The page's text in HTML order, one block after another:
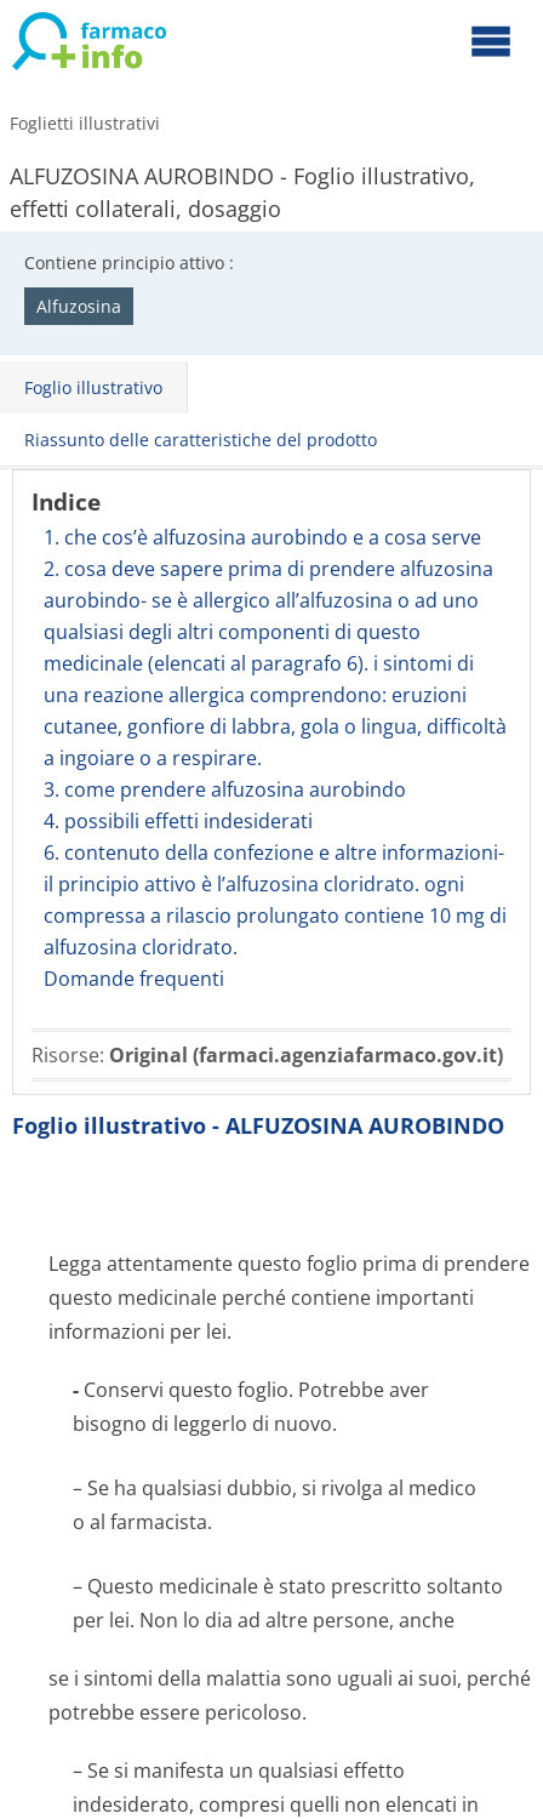
Foglietti illustrativi
ALFUZOSINA AUROBINDO - Foglio illustrativo,
effetti collaterali, dosaggio
Contiene principio attivo :
Alfuzosina
Foglio illustrativo
Riassunto delle caratteristiche del prodotto
Indice
1. che cos’è alfuzosina aurobindo e a cosa serve
2. cosa deve sapere prima di prendere alfuzosina
aurobindo- se è allergico all’alfuzosina o ad uno
qualsiasi degli altri componenti di questo
medicinale (elencati al paragrafo 6). i sintomi di
una reazione allergica comprendono: eruzioni
cutanee, gonfiore di labbra, gola o lingua, difficoltà
a ingoiare o a respirare.
3. come prendere alfuzosina aurobindo
4. possibili effetti indesiderati
6. contenuto della confezione e altre informazioni-
il principio attivo è l’alfuzosina cloridrato. ogni
compressa a rilascio prolungato contiene 10 mg di
alfuzosina cloridrato.
Domande frequenti
Risorse: Original (farmaci.agenziafarmaco.gov.it)
Foglio illustrativo - ALFUZOSINA AUROBINDO
Legga attentamente questo foglio prima di prendere
questo medicinale perché contiene importanti
informazioni per lei.
- Conservi questo foglio. Potrebbe aver
bisogno di leggerlo di nuovo.
– Se ha qualsiasi dubbio, si rivolga al medico
o al farmacista.
– Questo medicinale è stato prescritto soltanto
per lei. Non lo dia ad altre persone, anche
se i sintomi della malattia sono uguali ai suoi, perché
potrebbe essere pericoloso.
– Se si manifesta un qualsiasi effetto
indesiderato, compresi quelli non elencati in